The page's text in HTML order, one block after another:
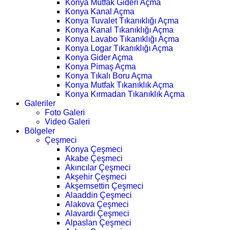
Konya Mutfak Gideri Açma
Konya Kanal Açma
Konya Tuvalet Tıkanıklığı Açma
Konya Kanal Tıkanıklığı Açma
Konya Lavabo Tıkanıklığı Açma
Konya Logar Tıkanıklığı Açma
Konya Gider Açma
Konya Pimaş Açma
Konya Tıkalı Boru Açma
Konya Mutfak Tıkanıklık Açma
Konya Kırmadan Tıkanıklık Açma
Galeriler
Foto Galeri
Video Galeri
Bölgeler
Çeşmeci
Konya Çeşmeci
Akabe Çeşmeci
Akıncılar Çeşmeci
Akşehir Çeşmeci
Akşemsettin Çeşmeci
Alaaddin Çeşmeci
Alakova Çeşmeci
Alavardı Çeşmeci
Alpaslan Çeşmeci